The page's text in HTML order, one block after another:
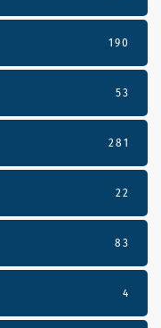
190
53
281
22
83
4